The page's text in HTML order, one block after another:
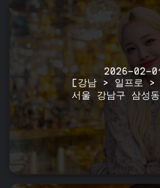
2026-02-
[강남 > 일프로 >
서울 강남구 삼성